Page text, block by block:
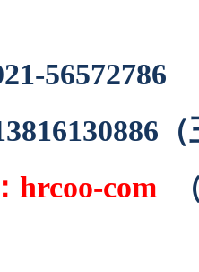
56572786
（
hrcoo-com